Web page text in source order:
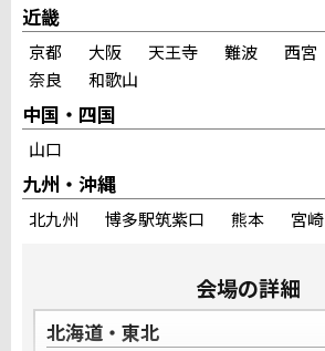
近畿
京都 大阪 天王寺 難波 西宮
奈良
和歌山
中国・四国
山口
九州・沖縄
北九州 博多駅筑紫口 熊本 宮崎
会場の詳細
北海道・東北